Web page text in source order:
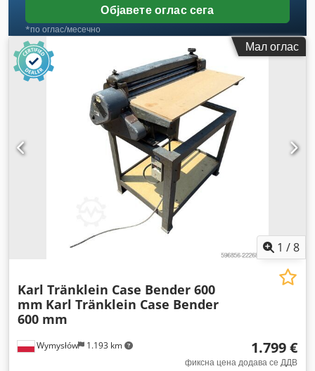
Објавете оглас сега
*по оглас/месечно
Мал оглас
1 /8
Wymysłów 1.193 km
Karl Tränklein Case Bender 600
mm Karl Tränklein Case Bender
600 mm
1.799 €
фиксна цена додава се ДДВ